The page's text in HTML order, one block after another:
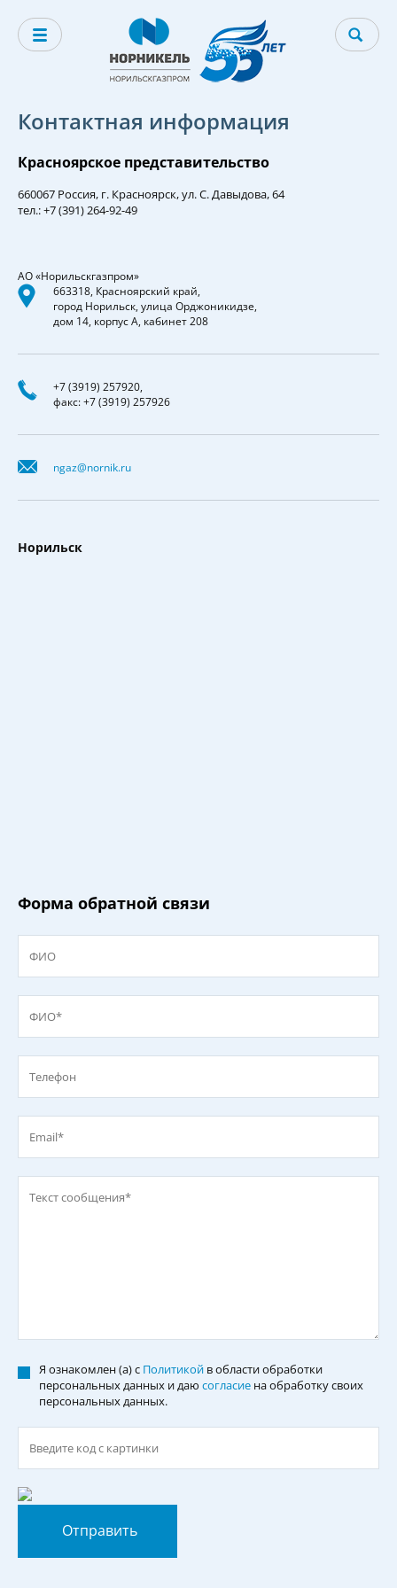
Контактная информация
Красноярское представительство
660067 Россия, г. Красноярск, ул. С. Давыдова, 64
тел.: +7 (391) 264-92-49
АО «Норильскгазпром»
663318, Красноярский край,
город Норильск, улица Орджоникидзе,
дом 14, корпус А, кабинет 208
+7 (3919) 257920,
факс: +7 (3919) 257926
ngaz@nornik.ru
Норильск
Форма обратной связи
Я ознакомлен (а) с Политикой в области обработки
персональных данных и даю согласие на обработку своих
персональных данных.